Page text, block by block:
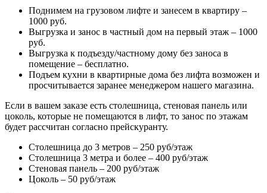
Поднимем на грузовом лифте и занесем в квартиру –
1000 руб.
Выгрузка и занос в частный дом на первый этаж – 1000
руб.
Выгрузка к подъезду/частному дому без заноса в
помещение – бесплатно.
Подъем кухни в квартирные дома без лифта возможен и
просчитывается заранее менеджером нашего магазина.
Если в вашем заказе есть столешница, стеновая панель или
цоколь, которые не помещаются в лифт, то занос по этажам
будет рассчитан согласно прейскуранту.
Столешница до 3 метров – 250 руб/этаж
Столешница 3 метра и более – 400 руб/этаж
Стеновая панель – 200 руб/этаж
Цоколь – 50 руб/этаж